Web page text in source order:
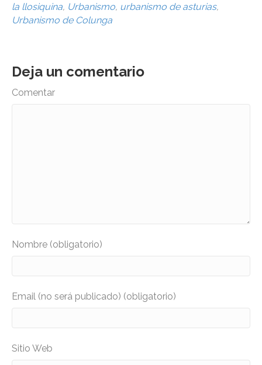
la llosiquina, Urbanismo, urbanismo de asturias,
Urbanismo de Colunga
Deja un comentario
Comentar
Nombre (obligatorio)
Email (no será publicado) (obligatorio)
Sitio Web